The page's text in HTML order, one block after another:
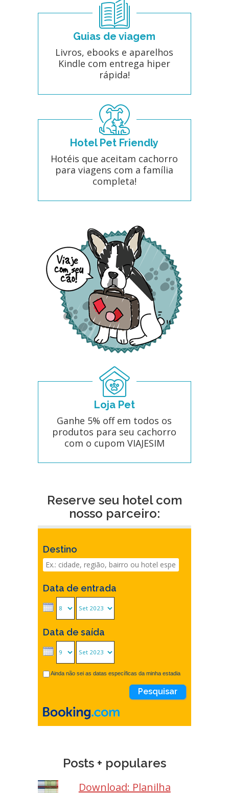
Guias de viagem
Livros, ebooks e aparelhos
Kindle com entrega hiper
rápida!
Hotel Pet Friendly
Hotéis que aceitam cachorro
para viagens com a família
completa!
Loja Pet
Ganhe 5% off em todos os
produtos para seu cachorro
com o cupom VIAJESIM
Reserve seu hotel com
nosso parceiro:
Destino
Data de entrada
Data de saída
Ainda não sei as datas específicas da minha estadia
Posts + populares
Download: Planilha